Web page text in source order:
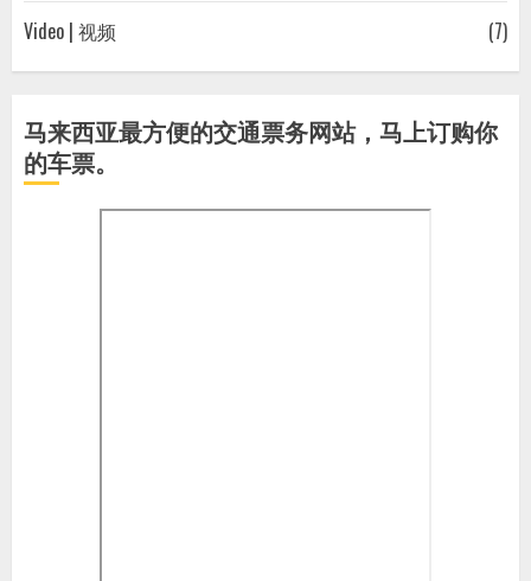
Video | 视频
(7)
马来西亚最方便的交通票务网站，马上订购你
的车票。